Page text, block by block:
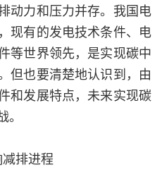
动力和压力并存。我国电
现有的发电技术条件、电
等世界领先，是实现碳中
但也要清楚地认识到，由
和发展特点，未来实现碳
排进程